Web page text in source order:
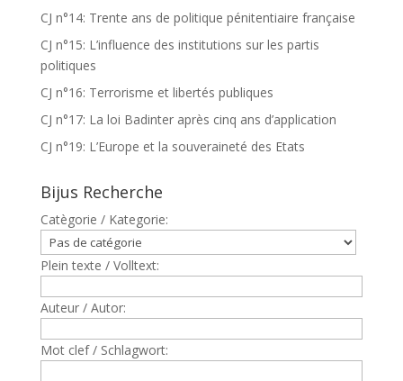
CJ n°14: Trente ans de politique pénitentiaire française
CJ n°15: L’influence des institutions sur les partis
politiques
CJ n°16: Terrorisme et libertés publiques
CJ n°17: La loi Badinter après cinq ans d’application
CJ n°19: L’Europe et la souveraineté des Etats
Bijus Recherche
Catègorie / Kategorie:
Plein texte / Volltext:
Auteur / Autor:
Mot clef / Schlagwort: